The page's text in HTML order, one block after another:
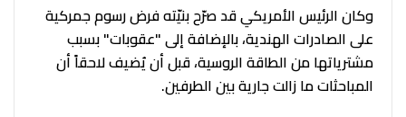
وكان الرئيس الأمريكي قد صرّح بنيّته فرض رسوم جمركية
على الصادرات الهندية، بالإضافة إلى "عقوبات" بسبب
مشترياتها من الطاقة الروسية، قبل أن يُضيف لاحقاً أن
المباحثات ما زالت جارية بين الطرفين.